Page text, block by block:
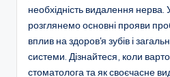
необхідність видалення нерва.
розглянемо основні прояви
вплив на здоров'я зубів і
системи. Дізнайтеся, коли
стоматолога та як своєчасне